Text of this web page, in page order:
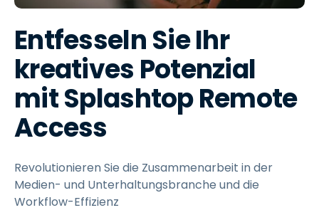
Entfesseln Sie Ihr
kreatives Potenzial
mit Splashtop Remote
Access
Revolutionieren Sie die Zusammenarbeit in der
Medien- und Unterhaltungsbranche und die
Workflow-Effizienz